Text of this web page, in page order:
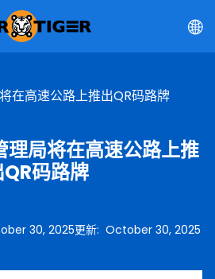
在高速公路上推出QR码路牌
理局将在高速公路上推
QR码路牌
30, 2025更新: October 30, 2025